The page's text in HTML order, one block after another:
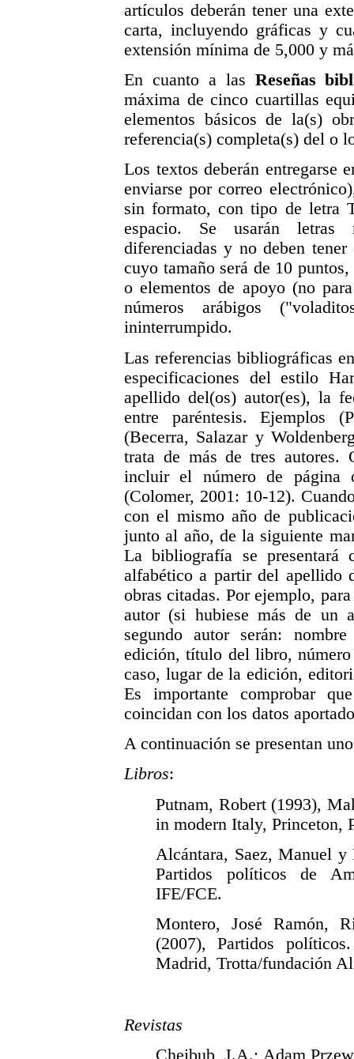
artículos deberán tener una
carta, incluyendo gráficas y
extensión mínima de 5,000 y
En cuanto a las Reseñas
máxima de cinco cuartillas
elementos básicos de la(s)
referencia(s) completa(s) del o
Los textos deberán entregarse
enviarse por correo
sin formato, con tipo de letra
espacio. Se usarán letras
diferenciadas y no deben
cuyo tamaño será de 10
o elementos de apoyo (no
números arábigos
ininterrumpido.
Las referencias bibliográficas
especificaciones del estilo
apellido del(os) autor(es), la
entre paréntesis. Ejemplos
(Becerra, Salazar y
trata de más de tres autores.
incluir el número de página
(Colomer, 2001: 10-12).
con el mismo año de
junto al año, de la siguiente
La bibliografía se
alfabético a partir del apellido
obras citadas. Por ejemplo,
autor (si hubiese más de un
segundo autor serán:
edición, título del libro,
caso, lugar de la edición,
Es importante comprobar
coincidan con los datos
A continuación se presentan
Libros:
Putnam, Robert (1993),
in modern Italy, Princeton,
Alcántara, Saez, Manuel y
Partidos políticos de
IFE/FCE.
Montero, José Ramón,
(2007), Partidos
Madrid, Trotta/fundación
Revistas